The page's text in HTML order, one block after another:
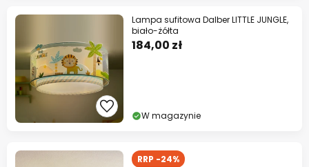
Lampa sufitowa Dalber LITTLE JUNGLE,
biało-żółta
184,00 zł
W magazynie
RRP -24%